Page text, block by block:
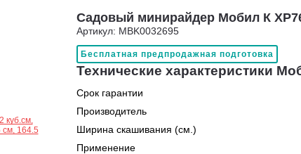
Садовый минирайдер Мобил К
Артикул: MBK0032695
Бесплатная предпродажная подготовка
Технические характеристики
Срок гарантии
Производитель
Ширина скашивания (см.)
Применение